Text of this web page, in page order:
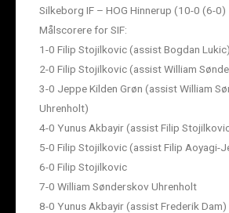
Silkeborg IF – HOG Hinnerup (10-0 (6-0)
Målscorere for SIF:
1-0 Filip Stojilkovic (assist Bogdan Lukic)
2-0 Filip Stojilkovic (assist William
3-0 Jeppe Kilden Grøn (assist William
Uhrenholt)
4-0 Yunus Akbayir (assist Filip
5-0 Filip Stojilkovic (assist Filip Aoyagi-
6-0 Filip Stojilkovic
7-0 William Sønderskov Uhrenholt
8-0 Yunus Akbayir (assist Frederik Dam)